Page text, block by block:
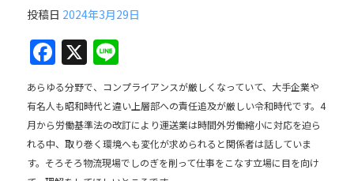
投稿日 2024年3月29日
F
a
c
e
b
X Li
n
e
あらゆる分野で、コンプライアンスが厳しくなっていて、大手企業や
有名人も昭和時代と違い上層部への責任追及が厳しい令和時代です。4
月から労働基準法の改訂により運送業は時間外労働縮小に対応を迫ら
れる中、取り巻く環境へも変化が求められると関係者は話していま
す。そろそろ物流現場でしのぎを削って仕事をこなす立場に目を向け